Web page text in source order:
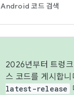
Android 코드 검색
2026년부터 트렁
스 코드를 게시합
latest-release